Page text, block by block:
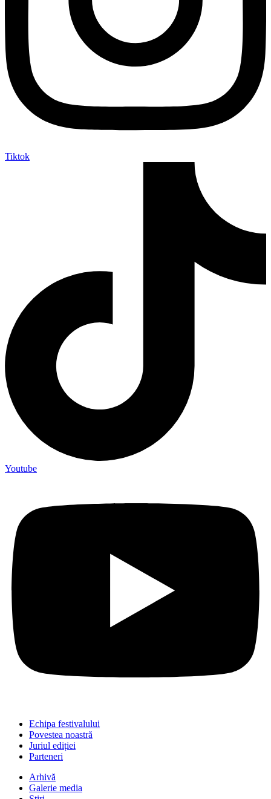
Tiktok
Youtube
Echipa festivalului
Povestea noastră
Juriul ediției
Parteneri
Arhivă
Galerie media